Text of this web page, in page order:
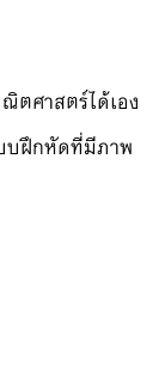
ตศาสตร์ได้เอง
บฝึกหัดที่มีภาพ